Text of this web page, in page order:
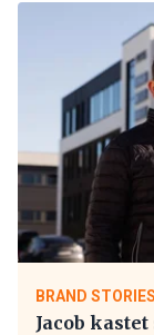
BRAND STORIES
Jacob